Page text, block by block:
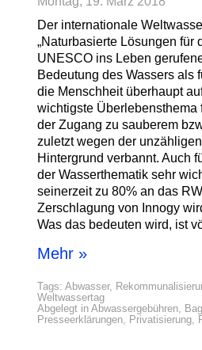
Der internationale
„Naturbasierte Lösungen für
UNESCO ins Leben
Bedeutung des Wassers als
die Menschheit überhaupt
wichtigste
der Zugang zu sauberem
zuletzt wegen der
Hintergrund verbannt. Auch
der Wasserthematik sehr
seinerzeit zu 80% an das
Zerschlagung von Innogy
Was das bedeuten wird, ist
Mehr »
Tags: Abwasser,
Weltwassertag
Abgelegt in Abwassergebühren,
Presseerklärungen, Privatisierung,